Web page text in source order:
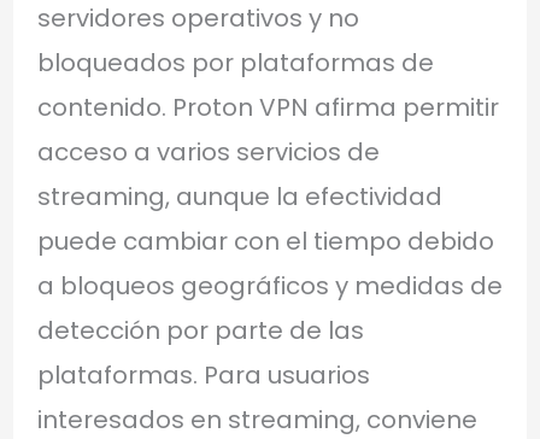
servidores operativos y no
bloqueados por plataformas de
contenido. Proton VPN afirma permitir
acceso a varios servicios de
streaming, aunque la efectividad
puede cambiar con el tiempo debido
a bloqueos geográficos y medidas de
detección por parte de las
plataformas. Para usuarios
interesados en streaming, conviene